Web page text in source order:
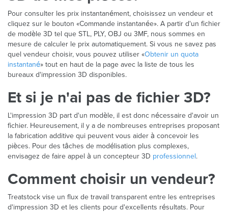
Pour consulter les prix instantanément, choisissez un vendeur et
cliquez sur le bouton «Commande instantanée». A partir d'un fichier
de modèle 3D tel que STL, PLY, OBJ ou 3MF, nous sommes en
mesure de calculer le prix automatiquement. Si vous ne savez pas
quel vendeur choisir, vous pouvez utiliser «Obtenir un quota
instantané» tout en haut de la page avec la liste de tous les
bureaux d'impression 3D disponibles.
Et si je n'ai pas de fichier 3D?
L'impression 3D part d'un modèle, il est donc nécessaire d'avoir un
fichier. Heureusement, il y a de nombreuses entreprises proposant
la fabrication additive qui peuvent vous aider à concevoir les
pièces. Pour des tâches de modélisation plus complexes,
envisagez de faire appel à un concepteur 3D professionnel.
Comment choisir un vendeur?
Treatstock vise un flux de travail transparent entre les entreprises
d'impression 3D et les clients pour d'excellents résultats. Pour